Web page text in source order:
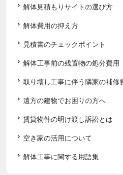
解体見積もりサイトの選び方
解体費用の抑え方
見積書のチェックポイント
解体工事前の残置物の処分費用
取り壊し工事に伴う隣家の補修
遠方の建物でお困りの方へ
賃貸物件の明け渡し訴訟とは
空き家の活用について
解体工事に関する用語集